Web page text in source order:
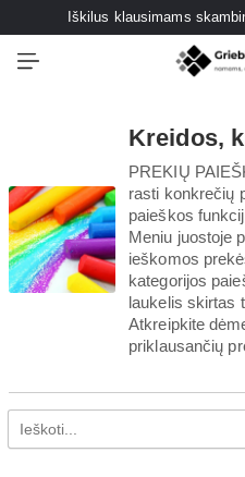
Iškilus klausimams
Kreidos,
PREKIŲ
rasti konkrečių
paieškos
Meniu juostoje
ieškomos
kategorijos
laukelis skirtas
Atkreipkite
priklausančių